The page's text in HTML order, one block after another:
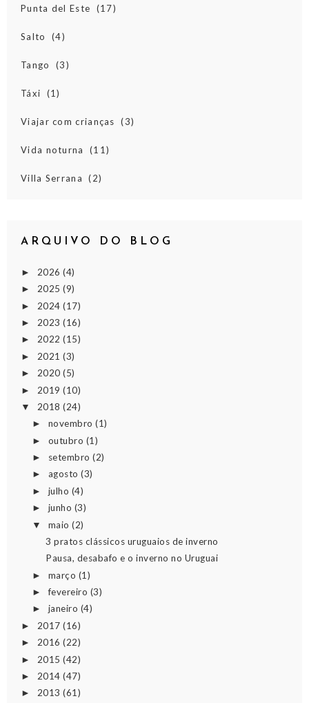
Punta del Este (17)
Salto (4)
Tango (3)
Táxi (1)
Viajar com crianças (3)
Vida noturna (11)
Villa Serrana (2)
ARQUIVO DO BLOG
► 2026 (4)
► 2025 (9)
► 2024 (17)
► 2023 (16)
► 2022 (15)
► 2021 (3)
► 2020 (5)
► 2019 (10)
▼ 2018 (24)
► novembro(1)
► outubro (1)
► setembro(2)
► agosto(3)
► julho (4)
► junho (3)
▼ maio(2)
3 pratos clássicos uruguaios de inverno
Pausa, desabafo e o inverno no Uruguai
► março (1)
►fevereiro (3)
► janeiro (4)
► 2017 (16)
► 2016 (22)
► 2015 (42)
► 2014 (47)
► 2013 (61)